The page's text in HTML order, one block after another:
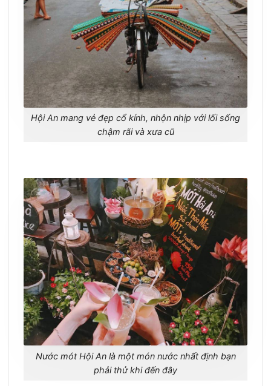
Hội An mang vẻ đẹp cổ kính, nhộn nhịp với lối sống
chậm rãi và xưa cũ
Nước mót Hội An là một món nước nhất định bạn
phải thử khi đến đây